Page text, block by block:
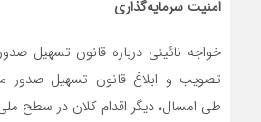
امنیت سرمایه‌گذاری
خواجه نائینی درباره قانون تسهیل
تصویب و ابلاغ قانون تسهیل صدور
طی امسال، دیگر اقدام کلان در سطح